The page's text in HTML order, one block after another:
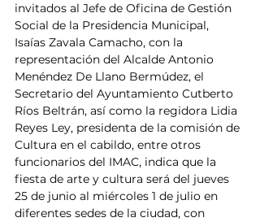
invitados al Jefe de Oficina de Gestión
Social de la Presidencia Municipal,
Isaías Zavala Camacho, con la
representación del Alcalde Antonio
Menéndez De Llano Bermúdez, el
Secretario del Ayuntamiento Cutberto
Ríos Beltrán, así como la regidora Lidia
Reyes Ley, presidenta de la comisión de
Cultura en el cabildo, entre otros
funcionarios del IMAC, indica que la
fiesta de arte y cultura será del jueves
25 de junio al miércoles 1 de julio en
diferentes sedes de la ciudad, con